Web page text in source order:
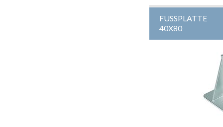
FUSSPLATTE
40X80